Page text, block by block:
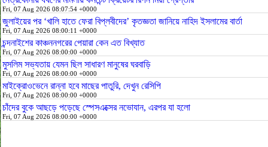
Fri, 07 Aug 2026 08:07:54 +0000
জুলাইয়ের পর ‘খালি হাতে ফেরা বিপ্লবীদের’ কৃতজ্ঞতা জানিয়ে নাহিদ ইসলামের বার্তা
Fri, 07 Aug 2026 08:00:11 +0000
চন্দনাইশের কাঞ্চননগরের পেয়ারা কেন এত বিখ্যাত
Fri, 07 Aug 2026 08:00:00 +0000
মুসলিম সভ্যতায় যেমন ছিল সাধারণ মানুষের ঘরবাড়ি
Fri, 07 Aug 2026 08:00:00 +0000
মাইক্রোওভেনে রান্না হবে মাছের পাতুরি, দেখুন রেসিপি
Fri, 07 Aug 2026 08:00:00 +0000
চাঁদের বুকে আছড়ে পড়েছে স্পেসএক্সের নভোযান, এরপর যা হলো
Fri, 07 Aug 2026 08:00:00 +0000